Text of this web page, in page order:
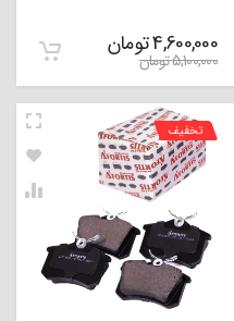
4,600,000تومان
5,100,000تومان
تخفیف